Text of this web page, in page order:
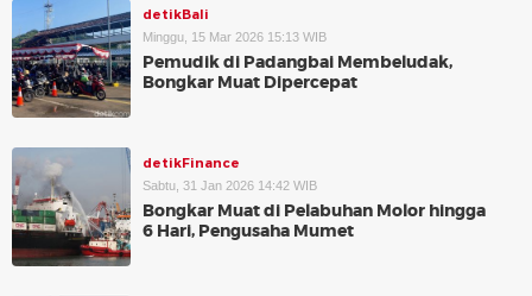
detikBali
Minggu, 15 Mar 2026 15:13 WIB
Pemudik di Padangbai Membeludak,
Bongkar Muat Dipercepat
detikFinance
Sabtu, 31 Jan 2026 14:42 WIB
Bongkar Muat di Pelabuhan Molor hingga
6 Hari, Pengusaha Mumet